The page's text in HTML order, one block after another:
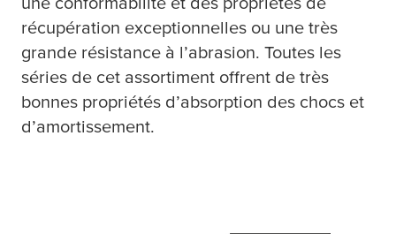
récupération exceptionnelles ou une très
grande résistance à l’abrasion. Toutes les
séries de cet assortiment offrent de très
bonnes propriétés d’absorption des chocs et
d’amortissement.